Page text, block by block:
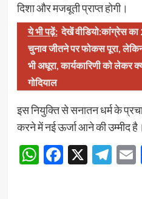
दिशा और मजबूती प्राप्त होगी।
ये भी पढ़ें: देखें वीडियो:कांग्रेस
चुनाव जीतने पर फोकस पूरा,
भी अधूरा, कार्यकारिणी को लेकर
गोदियाल
इस नियुक्ति से सनातन धर्म के
करने में नई ऊर्जा आने की उम्मीद है।
WhatsApp
Facebook
X